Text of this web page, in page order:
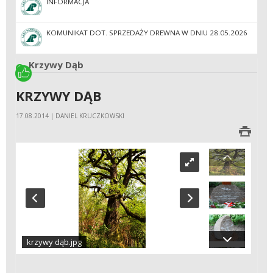
KOMUNIKAT DOT. SPRZEDAŻY DREWNA W DNIU 28.05.2026
Krzywy Dąb
KRZYWY DĄB
17.08.2014 | DANIEL KRUCZKOWSKI
krzywy dąb.jpg